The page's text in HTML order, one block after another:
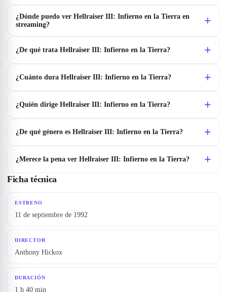
¿Dónde puedo ver Hellraiser III: Infierno en la Tierra en
streaming?
¿De qué trata Hellraiser III: Infierno en la Tierra?
¿Cuánto dura Hellraiser III: Infierno en la Tierra?
¿Quién dirige Hellraiser III: Infierno en la Tierra?
¿De qué género es Hellraiser III: Infierno en la Tierra?
¿Merece la pena ver Hellraiser III: Infierno en la Tierra?
Ficha técnica
ESTRENO
11 de septiembre de 1992
DIRECTOR
Anthony Hickox
DURACIÓN
1 h 40 min